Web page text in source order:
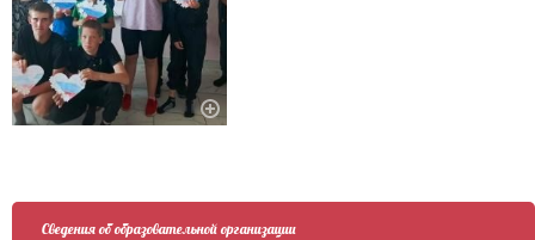
Сведения об образовательной организации